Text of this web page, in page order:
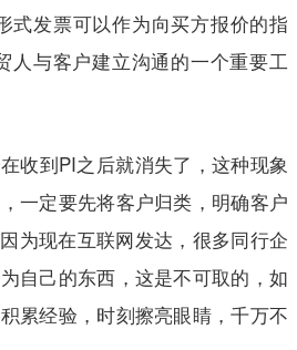
式发票可以作为向买方报价的指
人与客户建立沟通的一个重要工
收到PI之后就消失了，这种现象
一定要先将客户归类，明确客户
为现在互联网发达，很多同行企
自己的东西，这是不可取的，如
累经验，时刻擦亮眼睛，千万不